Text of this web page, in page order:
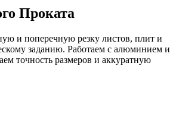
Проката
и поперечную резку листов, плит и
заданию. Работаем с алюминием и
точность размеров и аккуратную